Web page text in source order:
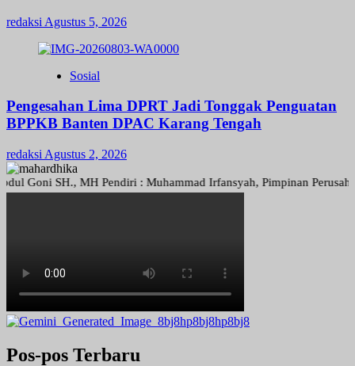
redaksi Agustus 5, 2026
Sosial
Pengesahan Lima DPRT Jadi Tonggak Penguatan
BPPKB Banten DPAC Karang Tengah
redaksi Agustus 2, 2026
Goni SH., MH Pendiri : Muhammad Irfansyah, Pimpinan
Pos-pos Terbaru